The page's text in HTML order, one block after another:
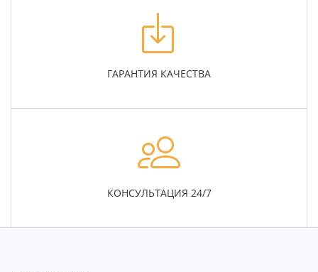
ГАРАНТИЯ КАЧЕСТВА
КОНСУЛЬТАЦИЯ 24/7